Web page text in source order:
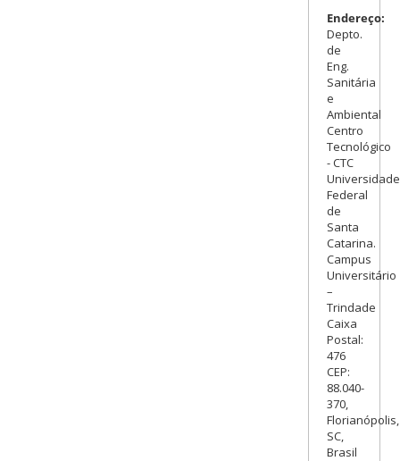
Endereço:
Depto.
de
Eng.
Sanitária
e
Ambiental
Centro
Tecnológico
- CTC
Universidade
Federal
de
Santa
Catarina.
Campus
Universitário
–
Trindade
Caixa
Postal:
476
CEP:
88.040-
370,
Florianópolis,
SC,
Brasil